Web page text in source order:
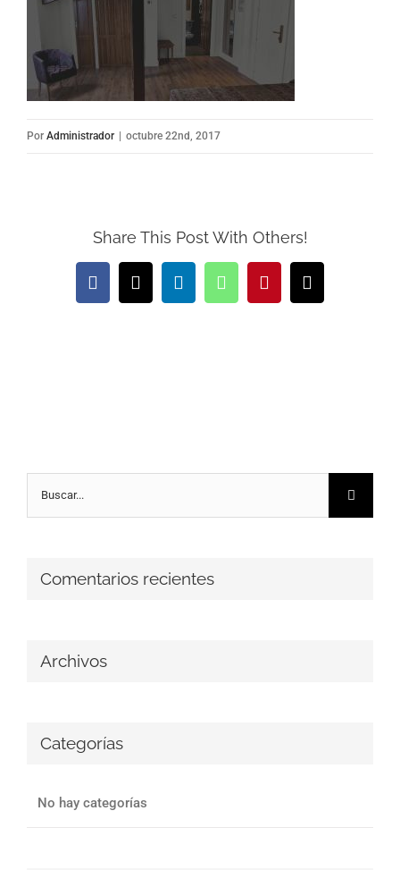
Por Administrador octubre 22nd, 2017
Share This Post With Others!
Facebook
X LinkedInWhatsAppPinterestCorreo
electrónico
Buscar:
Comentarios recientes
Archivos
Categorías
No hay categorías